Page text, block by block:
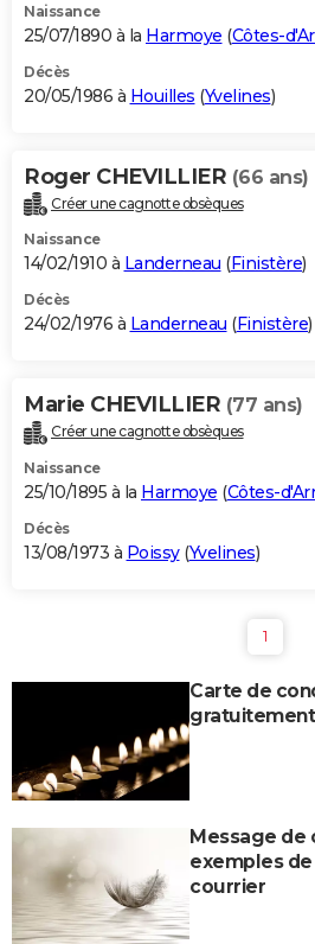
Naissance
25/07/1890 à la Harmoye (Côtes-
Décès
20/05/1986 à Houilles (Yvelines)
Roger CHEVILLIER (66 ans)
Créer une cagnotte obsèques
Naissance
14/02/1910 à Landerneau (Finistère)
Décès
24/02/1976 à Landerneau (Finistère)
Marie CHEVILLIER (77 ans)
Créer une cagnotte obsèques
Naissance
25/10/1895 à la Harmoye (Côtes-
Décès
13/08/1973 à Poissy(Yvelines)
1
Carte de
Message de
exemples
courrier